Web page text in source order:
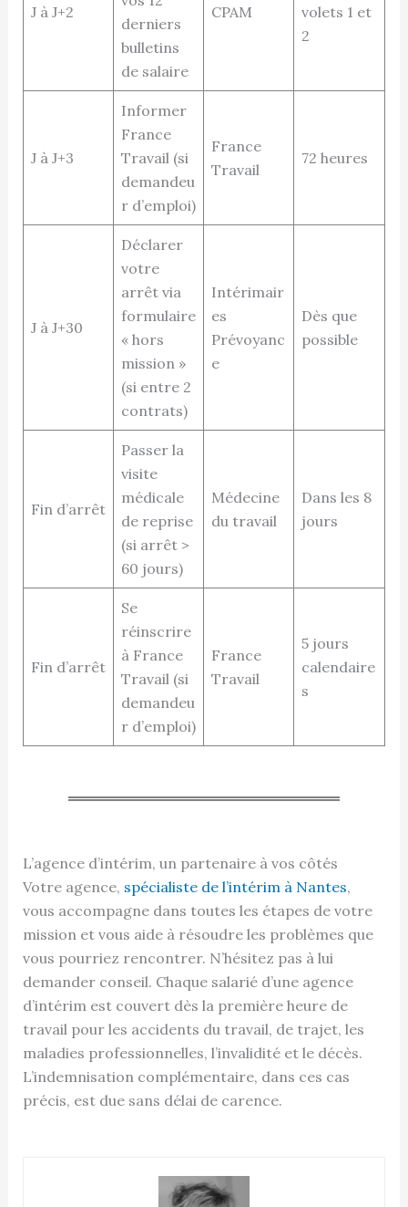
J à J+2
derniers
bulletins
de salaire
CPAM
volets 1 et
2
J à J+3
Informer
France
Travail (si
demandeu
r d’emploi)
France
Travail
72 heures
J à J+30
Déclarer
votre
arrêt via
formulaire
« hors
mission »
(si entre 2
contrats)
Intérimair
es
Prévoyanc
e
Dès que
possible
Fin d’arrêt
Passer la
visite
médicale
de reprise
(si arrêt >
60 jours)
Médecine
du travail
Dans les 8
jours
Fin d’arrêt
Se
réinscrire
à France
Travail (si
demandeu
r d’emploi)
France
Travail
5 jours
calendaire
s
L’agence d’intérim, un partenaire à vos côtés
Votre agence, spécialiste de l’intérim à Nantes,
vous accompagne dans toutes les étapes de votre
mission et vous aide à résoudre les problèmes que
vous pourriez rencontrer. N’hésitez pas à lui
demander conseil. Chaque salarié d’une agence
d’intérim est couvert dès la première heure de
travail pour les accidents du travail, de trajet, les
maladies professionnelles, l’invalidité et le décès.
L’indemnisation complémentaire, dans ces cas
précis, est due sans délai de carence.